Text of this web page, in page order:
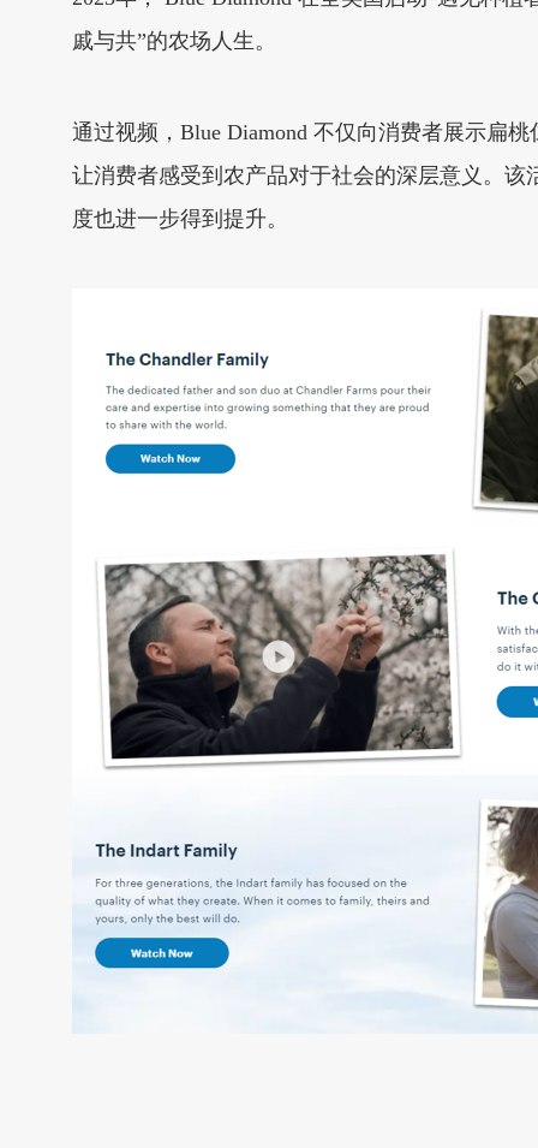
戚与共”的农场人生。
通过视频，Blue Diamond 不仅向消费者展示扁
让消费者感受到农产品对于社会的深层意义。
度也进一步得到提升。